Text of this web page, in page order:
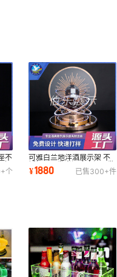
不
个
可雅白兰地洋酒展示架 不
锈钢LED发光酒座白酒品鉴
会高端轻奢酒具
¥1880 已售300+件